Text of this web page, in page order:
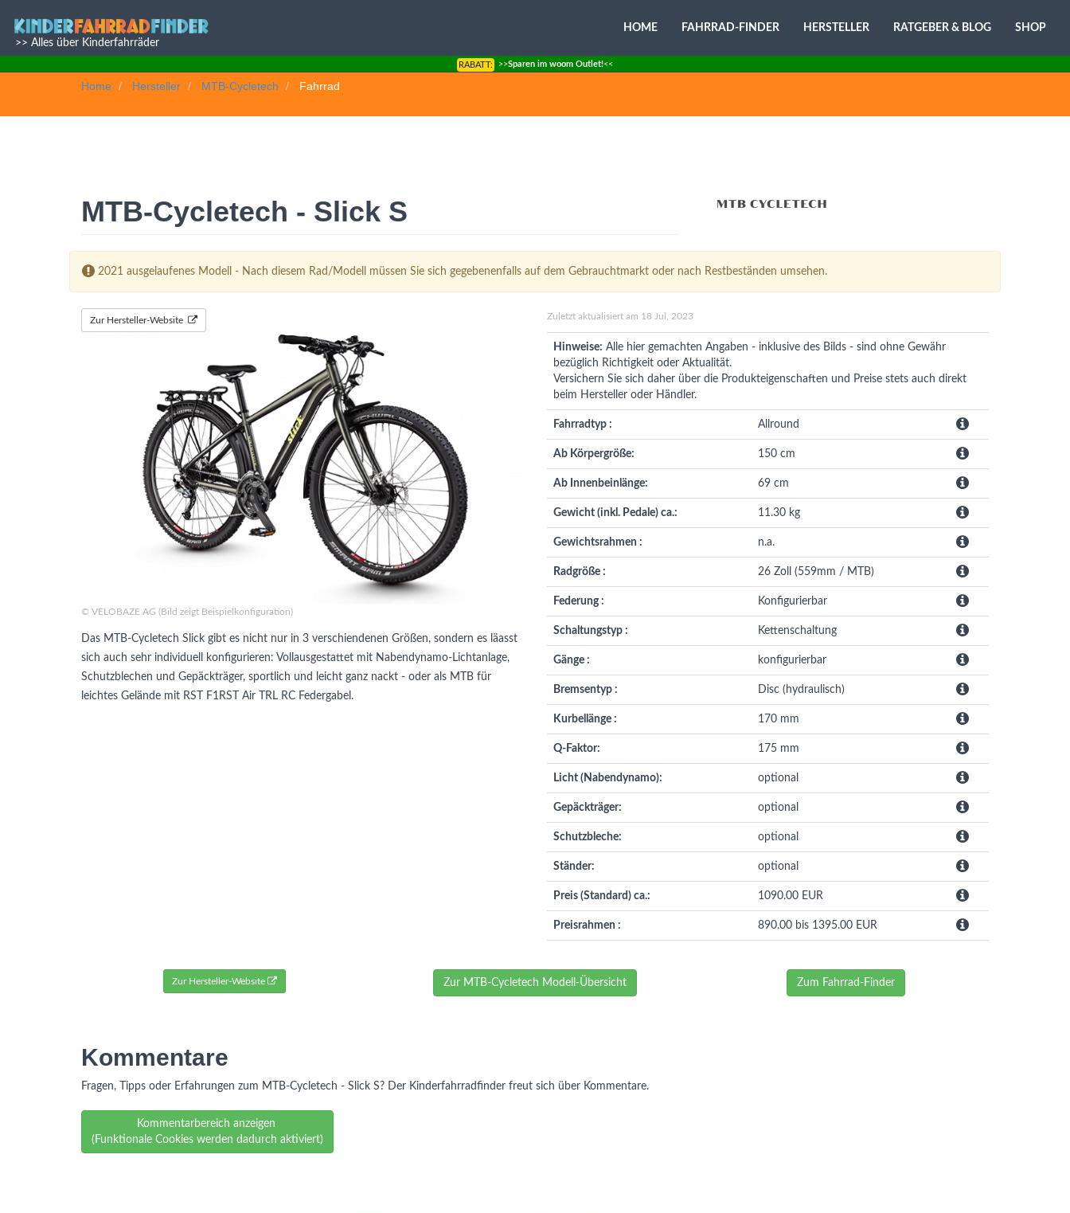
>> Alles über Kinderfahrräder
HOME FAHRRAD-FINDER HERSTELLER RATGEBER & BLOG SHOP
RABATT: >>Sparen im woom Outlet!<<
Home Hersteller MTB-Cycletech Fahrrad
MTB-Cycletech - Slick S
2021 ausgelaufenes Modell - Nach diesem Rad/Modell müssen Sie sich gegebenenfalls auf dem Gebrauchtmarkt oder nach Restbeständen umsehen.
Zur Hersteller-Website Zuletzt aktualisiert am 18 Jul, 2023
© VELOBAZE AG (Bild zeigt Beispielkonfiguration)
Das MTB-Cycletech Slick gibt es nicht nur in 3 verschiendenen Größen, sondern es läasst
sich auch sehr individuell konfigurieren: Vollausgestattet mit Nabendynamo-Lichtanlage,
Schutzblechen und Gepäckträger, sportlich und leicht ganz nackt - oder als MTB für
leichtes Gelände mit RST F1RST Air TRL RC Federgabel.
Hinweise: Alle hier gemachten Angaben - inklusive des Bilds - sind ohne Gewähr
bezüglich Richtigkeit oder Aktualität.
Versichern Sie sich daher über die Produkteigenschaften und Preise stets auch direkt
beim Hersteller oder Händler.
Fahrradtyp : Allround
Ab Körpergröße: 150 cm
Ab Innenbeinlänge: 69 cm
Gewicht (inkl. Pedale) ca.: 11.30 kg
Gewichtsrahmen : n.a.
Radgröße : 26 Zoll (559mm / MTB)
Federung : Konfigurierbar
Schaltungstyp : Kettenschaltung
Gänge : konfigurierbar
Bremsentyp : Disc (hydraulisch)
Kurbellänge : 170 mm
Q-Faktor: 175 mm
Licht (Nabendynamo): optional
Gepäckträger: optional
Schutzbleche: optional
Ständer: optional
Preis (Standard) ca.: 1090.00 EUR
Preisrahmen : 890.00 bis 1395.00 EUR
Zur Hersteller-Website Zur MTB-Cycletech Modell-Übersicht Zum Fahrrad-Finder
Kommentare
Fragen, Tipps oder Erfahrungen zum MTB-Cycletech - Slick S? Der Kinderfahrradfinder freut sich über Kommentare.
Kommentarbereich anzeigen
(Funktionale Cookies werden dadurch aktiviert)